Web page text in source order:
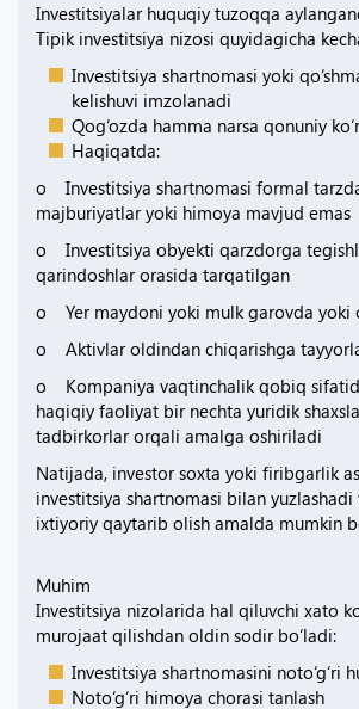
Investitsiyalar huquqiy tuzoqqa
Tipik investitsiya nizosi quyidagicha
Investitsiya shartnomasi yoki
kelishuvi imzolanadi
Qog‘ozda hamma narsa qonuniy
Haqiqatda:
o Investitsiya shartnomasi formal
majburiyatlar yoki himoya mavjud emas
o Investitsiya obyekti qarzdorga
qarindoshlar orasida tarqatilgan
o Yer maydoni yoki mulk garovda yoki
o Aktivlar oldindan chiqarishga
o Kompaniya vaqtinchalik qobiq
haqiqiy faoliyat bir nechta yuridik
tadbirkorlar orqali amalga oshiriladi
Natijada, investor soxta yoki firibgarlik
investitsiya shartnomasi bilan yuzlashadi
ixtiyoriy qaytarib olish amalda mumkin
Muhim
Investitsiya nizolarida hal qiluvchi xato
murojaat qilishdan oldin sodir bo‘ladi:
Investitsiya shartnomasini noto‘g‘ri
Noto‘g‘ri himoya chorasi tanlash